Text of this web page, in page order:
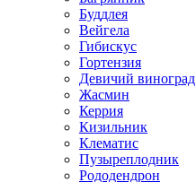
Буддлея
Вейгела
Гибискус
Гортензия
Девичий виноград
Жасмин
Керрия
Кизильник
Клематис
Пузыреплодник
Рододендрон